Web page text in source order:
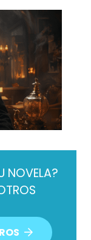
NOVELA?